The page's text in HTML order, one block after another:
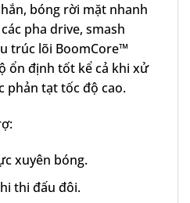
bóng rời mặt nhanh
pha drive, smash
trúc lõi BoomCore™
ổn định tốt kể cả khi xử
phản tạt tốc độ cao.
xuyên bóng.
thi đấu đôi.